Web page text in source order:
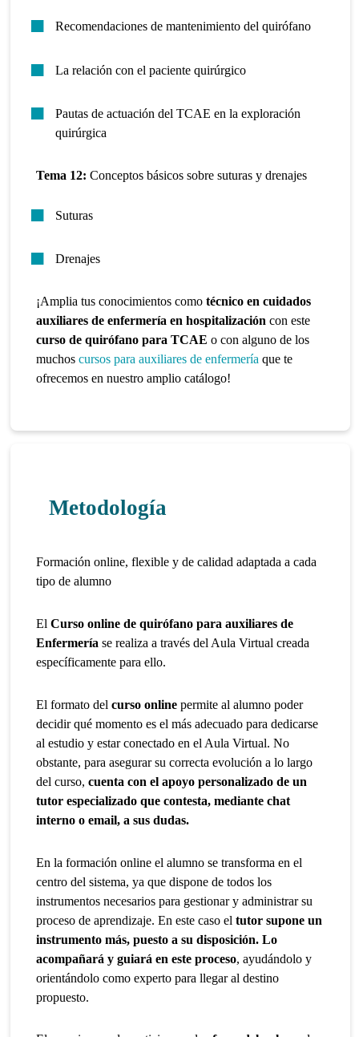
Recomendaciones de mantenimiento del quirófano
La relación con el paciente quirúrgico
Pautas de actuación del TCAE en la exploración
quirúrgica
Tema 12: Conceptos básicos sobre suturas y drenajes
Suturas
Drenajes
¡Amplia tus conocimientos comotécnico en cuidados
auxiliares de enfermería en hospitalización con este
curso de quirófano para TCAE o con alguno de los
muchoscursos para auxiliares de enfermería que te
ofrecemos en nuestro amplio catálogo!
Metodología
Formación online, flexible y de calidad adaptada a cada
tipo de alumno
ElCurso online de quirófano para auxiliares de
Enfermería se realiza a través del Aula Virtual creada
específicamente para ello.
El formato delcurso online permite al alumno poder
decidir qué momento es el más adecuado para dedicarse
al estudio y estar conectado en el Aula Virtual. No
obstante, para asegurar su correcta evolución a lo largo
del curso, cuenta con el apoyo personalizado de un
tutor especializado que contesta, mediante chat
interno o email, a sus dudas.
En la formación online el alumno se transforma en el
centro del sistema, ya que dispone de todos los
instrumentos necesarios para gestionar y administrar su
proceso de aprendizaje. En este caso eltutor supone un
instrumento más, puesto a su disposición. Lo
acompañará y guiará en este proceso, ayudándolo y
orientándolo como experto para llegar al destino
propuesto.